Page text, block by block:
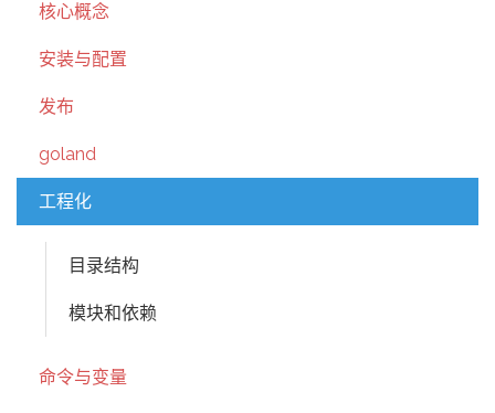
核心概念
安装与配置
发布
goland
工程化
目录结构
模块和依赖
命令与变量